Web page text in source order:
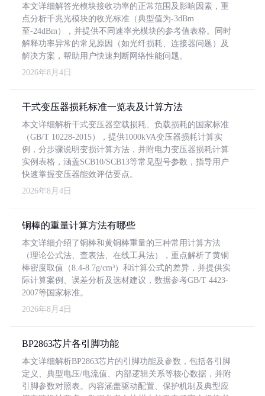
本文详细解答光模块接收功率的正常范围及影响因素，重
点分析千兆光模块的收光标准（典型值为-3dBm
至-24dBm），并提供不同速率光模块的参考值表格。同时
解释功率异常的常见原因（如光纤损耗、连接器问题）及
解决方案，帮助用户快速判断网络性能问题。
2026年8月4日
干式变压器损耗标准一览表及计算方法
本文详细解析干式变压器空载损耗、负载损耗的国家标准
（GB/T 10228-2015），提供1000kVA变压器损耗计算实
例，分步骤说明变损计算方法，并附电力变压器损耗计算
实例表格，涵盖SCB10/SCB13等常见型号参数，指导用户
快速掌握变压器能效评估要点。
2026年8月4日
铜棒的重量计算方法有哪些
本文详细介绍了铜棒和黄铜棒重量的三种常用计算方法
（理论公式法、查表法、在线工具法），重点解析了黄铜
棒密度取值（8.4-8.7g/cm³）和计算公式的差异，并提供实
际计算案例、误差分析及选材建议，数据参考GB/T 4423-
2007等国家标准。
2026年8月4日
BP2863芯片各引脚功能
本文详细解析BP2863芯片的引脚功能及参数，包括各引脚
定义、典型电压/电流值、内部逻辑关系等核心数据，并附
引脚参数对照表。内容涵盖驱动配置、保护机制及典型应